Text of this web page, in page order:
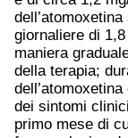
giornaliere di
maniera
della terapia;
dei sintomi
primo mese di